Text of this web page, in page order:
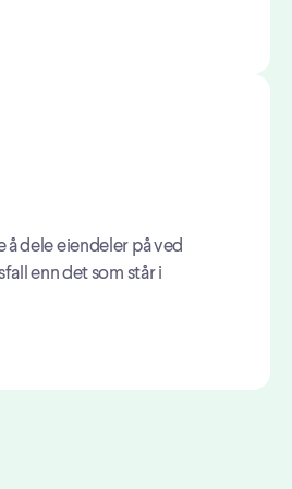
å dele eiendeler på ved
enn det som står i